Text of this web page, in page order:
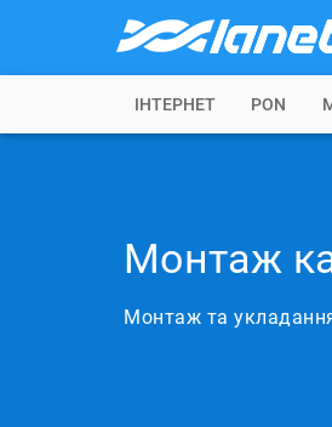
IНТЕРНЕТ PON
Монтаж
Монтаж та